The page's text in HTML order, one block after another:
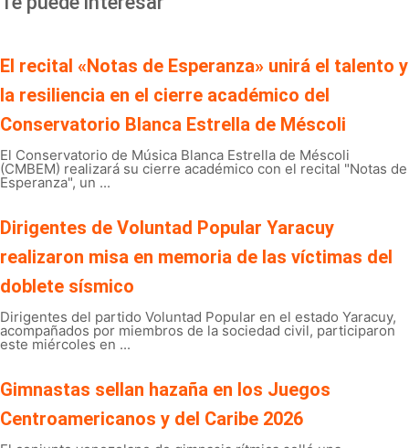
El recital «Notas de Esperanza» unirá el talento y
la resiliencia en el cierre académico del
Conservatorio Blanca Estrella de Méscoli
El Conservatorio de Música Blanca Estrella de Méscoli
(CMBEM) realizará su cierre académico con el recital "Notas de
Esperanza", un ...
Dirigentes de Voluntad Popular Yaracuy
realizaron misa en memoria de las víctimas del
doblete sísmico
Dirigentes del partido Voluntad Popular en el estado Yaracuy,
acompañados por miembros de la sociedad civil, participaron
este miércoles en ...
Gimnastas sellan hazaña en los Juegos
Centroamericanos y del Caribe 2026